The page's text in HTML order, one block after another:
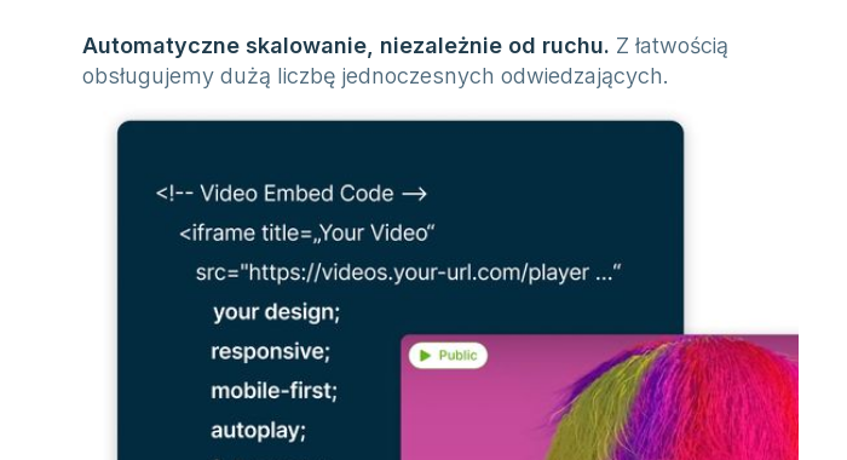
Automatyczne skalowanie, niezależnie od ruchu. Z łatwością
obsługujemy dużą liczbę jednoczesnych odwiedzających.